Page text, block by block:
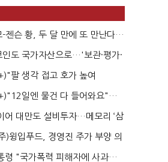
-젠슨 황, 두 달 만에 또 만난다…
등 논...
인도 국가자산으로…'보관·평가·
준은 ...
팔 생각 접고 호가 높여
똘똘한 한 채' 20...
일엔 물건 다 들어와요"…
채우며 문 연 ...
어 대만도 설비투자…메모리 ‘삼
)윙입푸드, 경영진 주가 부양 의
한가...
령 "국가폭력 피해자에 사과…